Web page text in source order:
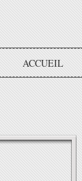
ACCUEIL